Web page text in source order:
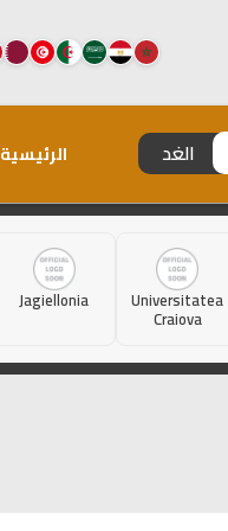
الغد الرئيسية
Universitatea
Craiova
Jagiellonia